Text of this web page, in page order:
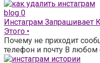
blog 0
Инстаграм Запрашивает
Этого •
Почему не приходит
телефон и почту В любом